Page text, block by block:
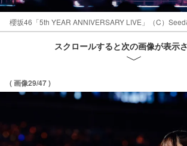
櫻坂46「5th YEAR ANNIVERSARY LIVE」（C）
スクロールすると次の画像が表示
( 画像29/47 )